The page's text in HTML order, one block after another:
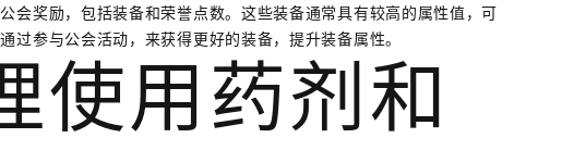
会奖励，包括装备和荣誉点数。这些装备通常具有较高的属性值，可
过参与公会活动，来获得更好的装备，提升装备属性。
使用药剂和